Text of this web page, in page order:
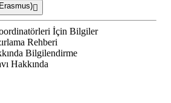
İçin Bilgiler
Rehberi
Bilgilendirme
Hakkında